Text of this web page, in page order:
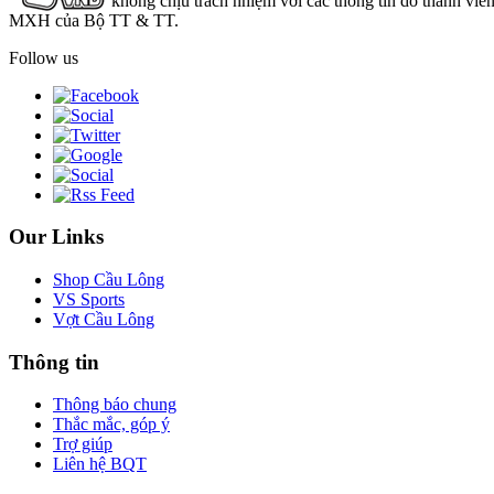
MXH của Bộ TT & TT.
Follow us
Our Links
Shop Cầu Lông
VS Sports
Vợt Cầu Lông
Thông tin
Thông báo chung
Thắc mắc, góp ý
Trợ giúp
Liên hệ BQT